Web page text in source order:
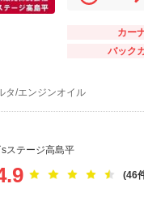
カー
バック
タ/エンジンオイル
ステージ高島平
(46